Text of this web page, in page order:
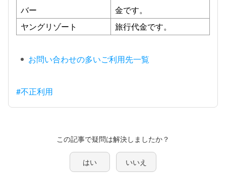
バー
金です。
ヤングリゾート
旅行代金です。
お問い合わせの多いご利用先一覧
#不正利用
この記事で疑問は解決しましたか？
はい いいえ